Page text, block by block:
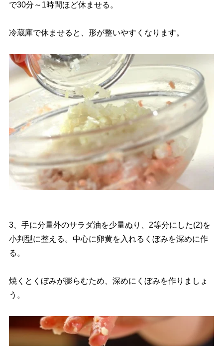
で30分～1時間ほど休ませる。
冷蔵庫で休ませると、形が整いやすくなります。
3、手に分量外のサラダ油を少量ぬり、2等分にした(2)を
小判型に整える。中心に卵黄を入れるくぼみを深めに作
る。
焼くとくぼみが膨らむため、深めにくぼみを作りましょ
う。